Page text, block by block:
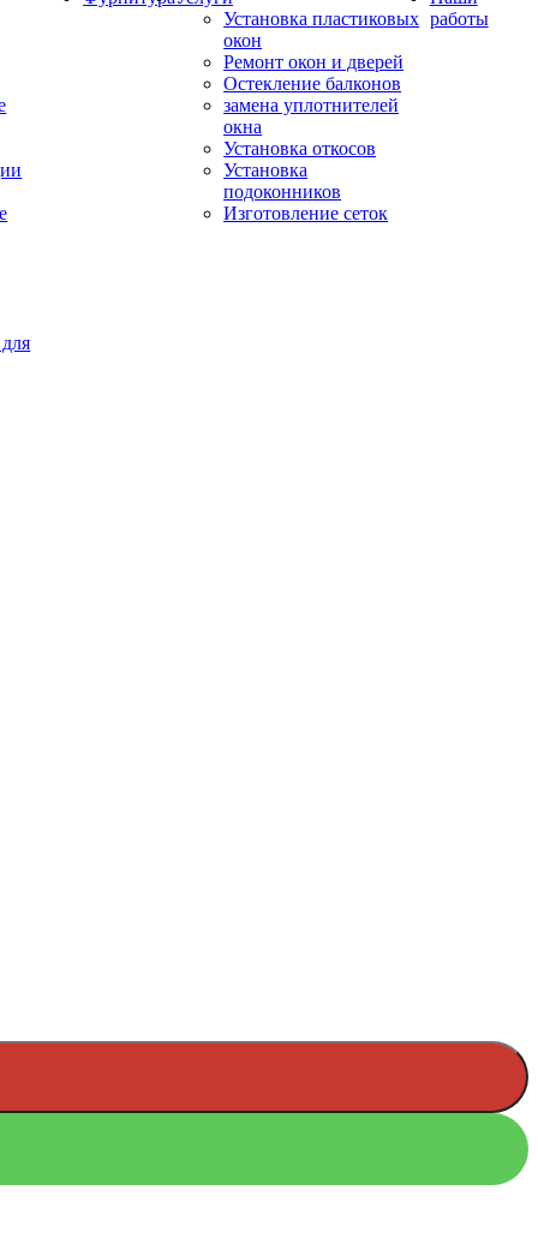
Установка пластиковых
окон
Ремонт окон и дверей
Остекление балконов
замена уплотнителей
окна
Установка откосов
Установка
подоконников
Изготовление сеток
работы